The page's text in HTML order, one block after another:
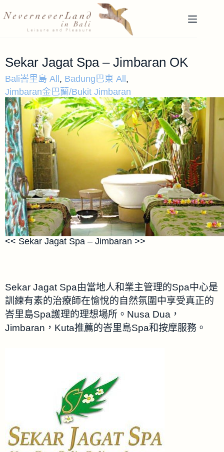
Sekar Jagat Spa – Jimbaran OK
Bali峇里島 All , Badung巴東 All ,
Jimbaran金巴蘭/Bukit Jimbaran
<< Sekar Jagat Spa – Jimbaran >>
Sekar Jagat Spa由當地人和業主管理的Spa中心是
訓練有素的治療師在愉悅的自然氛圍中享受真正的
峇里島Spa護理的理想場所。Nusa Dua，
Jimbaran，Kuta推薦的峇里島Spa和按摩服務。